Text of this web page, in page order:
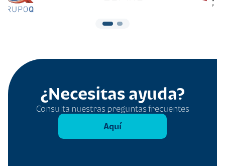
¿Necesitas ayuda?
Consulta nuestras preguntas frecuentes
Aquí